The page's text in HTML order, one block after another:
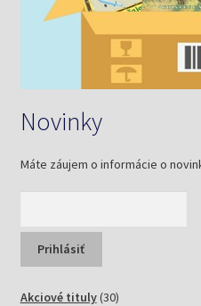
Novinky
Máte záujem o informácie o
Akciové tituly 3030